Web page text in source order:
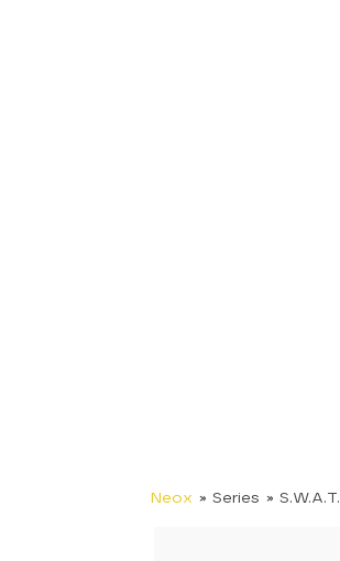
Neox » Series » S.W.A.T.